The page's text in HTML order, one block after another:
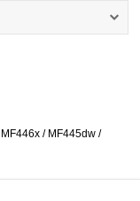
MF446x / MF445dw /